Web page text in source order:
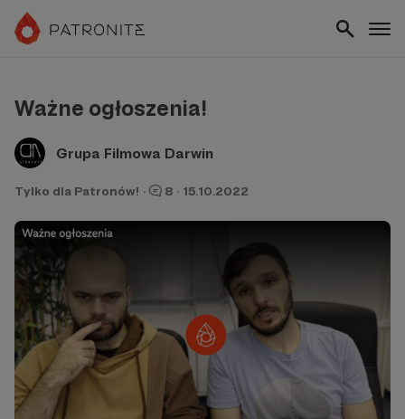
Ważne ogłoszenia!
Grupa Filmowa Darwin
Tylko dla Patronów! · 8 · 15.10.2022